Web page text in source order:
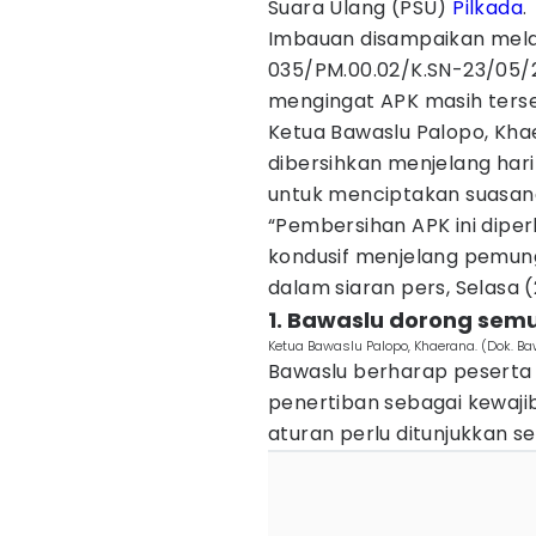
Suara Ulang (PSU) Pilkada.
Imbauan disampaikan
035/PM.00.02/K.SN-23/05/
mengingat APK masih
Ketua Bawaslu Palopo,
dibersihkan menjelang
untuk menciptakan
“Pembersihan APK ini
kondusif menjelang
dalam siaran pers, Selasa
1. Bawaslu dorong
Ketua Bawaslu Palopo, Khaerana. (Dok.
Bawaslu berharap
penertiban sebagai
aturan perlu ditunjukkan